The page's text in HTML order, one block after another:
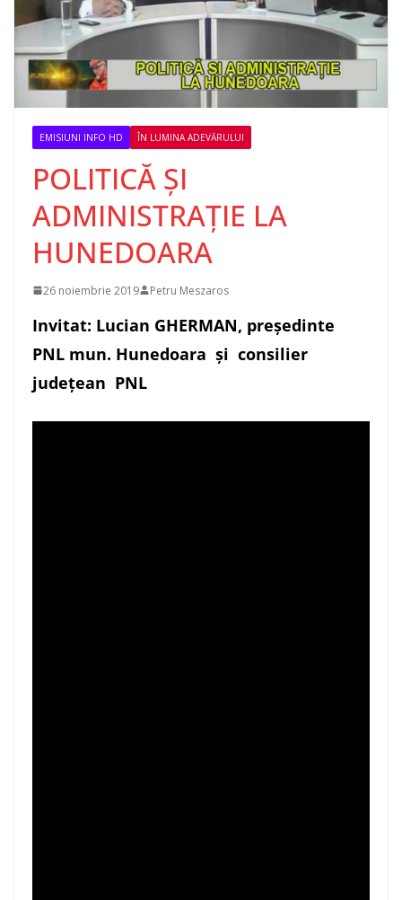
EMISIUNI INFO HD ÎN LUMINA ADEVĂRULUI
POLITICĂ ȘI
ADMINISTRAȚIE LA
HUNEDOARA
26 noiembrie 2019 Petru Meszaros
Invitat: Lucian GHERMAN, președinte
PNL mun. Hunedoara și consilier
județean PNL